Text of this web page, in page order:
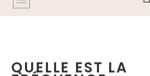
QUELLE EST LA